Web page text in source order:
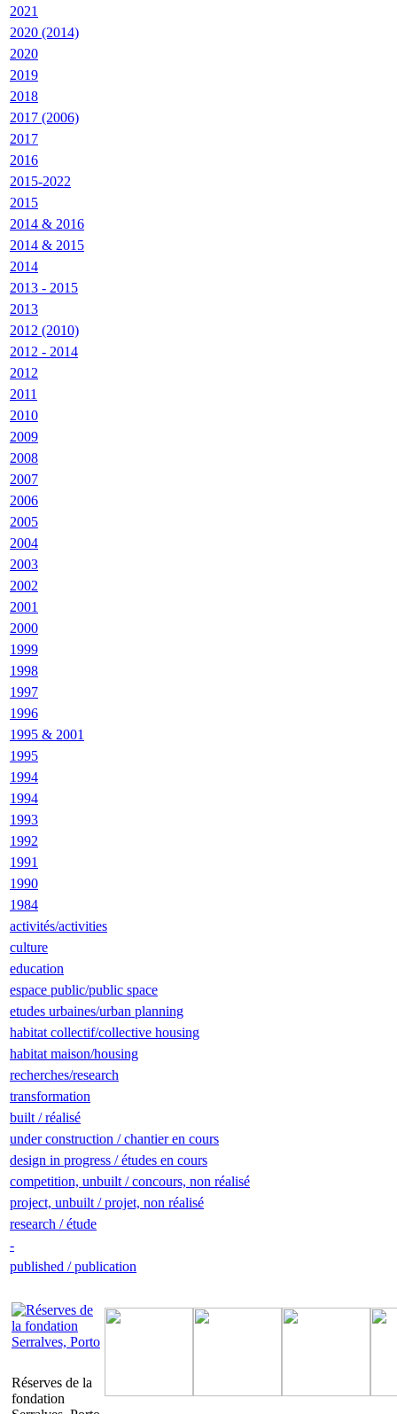
2021
2020 (2014)
2020
2019
2018
2017 (2006)
2017
2016
2015-2022
2015
2014 & 2016
2014 & 2015
2014
2013 - 2015
2013
2012 (2010)
2012 - 2014
2012
2011
2010
2009
2008
2007
2006
2005
2004
2003
2002
2001
2000
1999
1998
1997
1996
1995 & 2001
1995
1994
1994
1993
1992
1991
1990
1984
activités/activities
culture
education
espace public/public space
etudes urbaines/urban planning
habitat collectif/collective housing
habitat maison/housing
recherches/research
transformation
built / réalisé
under construction / chantier en cours
design in progress / études en cours
competition, unbuilt / concours, non réalisé
project, unbuilt / projet, non réalisé
research / étude
-
published / publication
Réserves de la
fondation